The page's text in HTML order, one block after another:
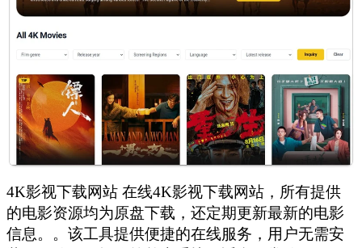
4K影视下载网站 在线4K影视下载网站，所有提供
的电影资源均为原盘下载，还定期更新最新的电影
信息。。该工具提供便捷的在线服务，用户无需安